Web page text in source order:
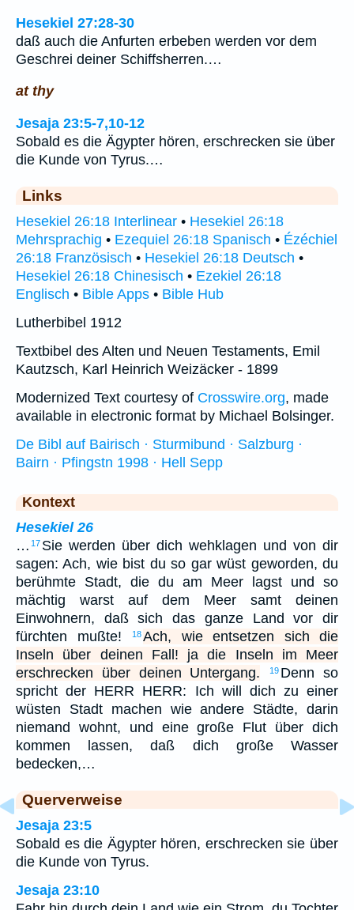
Hesekiel 27:28-30
daß auch die Anfurten erbeben werden vor dem
Geschrei deiner Schiffsherren.…
at thy
Jesaja 23:5-7,10-12
Sobald es die Ägypter hören, erschrecken sie über
die Kunde von Tyrus.…
Links
Hesekiel 26:18 Interlinear • Hesekiel 26:18
Mehrsprachig • Ezequiel 26:18 Spanisch • Ézéchiel
26:18 Französisch • Hesekiel 26:18 Deutsch •
Hesekiel 26:18 Chinesisch • Ezekiel 26:18
Englisch • Bible Apps • Bible Hub
Lutherbibel 1912
Textbibel des Alten und Neuen Testaments, Emil
Kautzsch, Karl Heinrich Weizäcker - 1899
Modernized Text courtesy of Crosswire.org, made
available in electronic format by Michael Bolsinger.
De Bibl auf Bairisch · Sturmibund · Salzburg ·
Bairn · Pfingstn 1998 · Hell Sepp
Kontext
Hesekiel 26
… 17 Sie werden über dich wehklagen und von dir
sagen: Ach, wie bist du so gar wüst geworden, du
berühmte Stadt, die du am Meer lagst und so
mächtig warst auf dem Meer samt deinen
Einwohnern, daß sich das ganze Land vor dir
fürchten mußte!
18Ach, wie entsetzen sich die
Inseln über deinen Fall! ja die Inseln im Meer
erschrecken über deinen Untergang.
19 Denn so
spricht der HERR HERR: Ich will dich zu einer
wüsten Stadt machen wie andere Städte, darin
niemand wohnt, und eine große Flut über dich
kommen lassen, daß dich große Wasser
bedecken,…
Querverweise
Jesaja 23:5
Sobald es die Ägypter hören, erschrecken sie über
die Kunde von Tyrus.
Jesaja 23:10